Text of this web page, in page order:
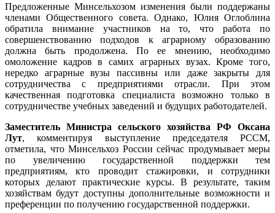
Предложенные Минсельхозом изменения были поддержаны
членами Общественного совета. Однако, Юлия Оглоблина
обратила внимание участников на то, что работа по
совершенствованию подходов к аграрному образованию
должна быть продолжена. По ее мнению, необходимо
омоложение кадров в самих аграрных вузах. Кроме того,
нередко аграрные вузы пассивны или даже закрыты для
сотрудничества с предприятиями отрасли. При этом
качественная подготовка специалиста возможно только в
сотрудничестве учебных заведений и будущих работодателей.
Заместитель Министра сельского хозяйства РФ Оксана
Лут, комментируя выступление председателя РССМ,
отметила, что Минсельхоз России сейчас продумывает меры
по увеличению государственной поддержки тем
предприятиям, кто проводит стажировки, и сотрудники
которых делают практические курсы. В результате, таким
хозяйствам будут доступны дополнительные возможности и
преференции по получению государственной поддержки.